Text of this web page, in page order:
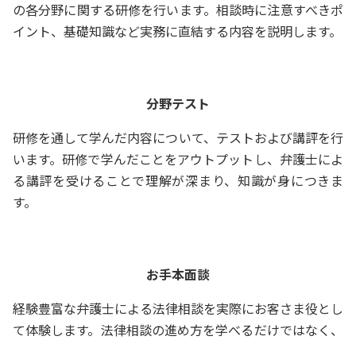
の各分野に関する研修を行います。相談時に注意すべきポ
イント、基礎知識など実務に直結する内容を説明します。
分野テスト
研修を通して学んだ内容について、テストおよび講評を行
います。研修で学んだことをアウトプットし、弁護士によ
る講評を受けることで理解が深まり、知識が身につきま
す。
お手本面談
経験豊富な弁護士による法律相談を実際にお客さま役とし
て体験します。法律相談の進め方を学べるだけではなく、